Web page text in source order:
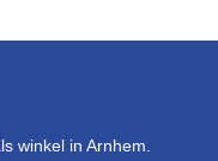
winkel in Arnhem.